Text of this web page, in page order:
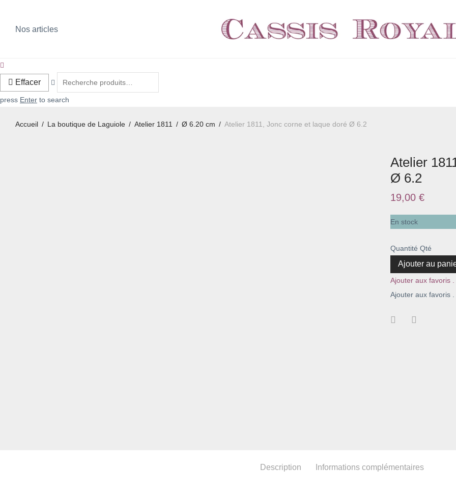
Nos articles
Effacer
press Enter to search
Accueil / La boutique de Laguiole / Atelier 1811 / Ø 6.20 cm / Atelier 1811, Jonc corne et laque doré Ø 6.2
Atelier
Ø 6.2
19,00 €
En stock
Quantité Qté
Ajouter au
Ajouter aux favoris .
Ajouter aux favoris .
Description Informations complémentaires